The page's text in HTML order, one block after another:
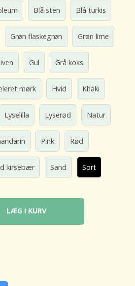
Blå sten Blå turkis
Grøn flaskegrøn Grøn lime
Gul Grå koks
mørk Hvid Khaki
Lyselilla Lyserød Natur
Pink Rød
kirsebær Sand Sort
LÆG I KURV